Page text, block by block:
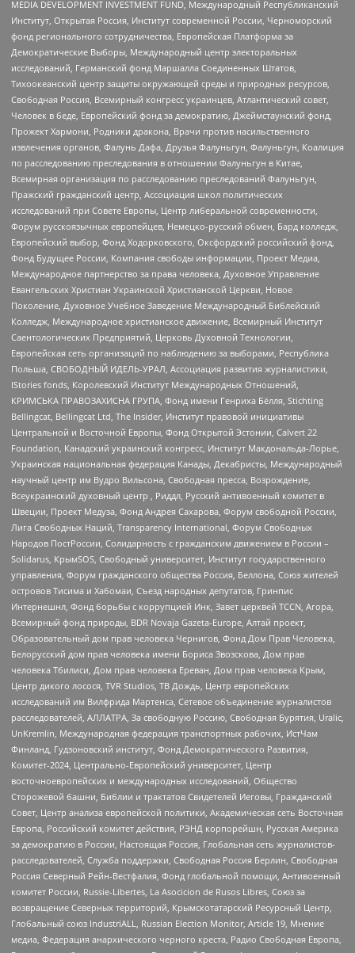
MEDIA DEVELOPMENT INVESTMENT FUND, Международный Республиканский
Институт, Открытая Россия, Институт современной России, Черноморский
фонд регионального сотрудничества, Европейская Платформа за
Демократические Выборы, Международный центр электоральных
исследований, Германский фонд Маршалла Соединенных Штатов,
Тихоокеанский центр защиты окружающей среды и природных ресурсов,
Свободная Россия, Всемирный конгресс украинцев, Атлантический совет,
Человек в беде, Европейский фонд за демократию, Джеймстаунский фонд,
Прожект Хармони, Родники дракона, Врачи против насильственного
извлечения органов, Фалунь Дафа, Друзья Фалуньгун, Фалуньгун, Коалиция
по расследованию преследования в отношении Фалуньгун в Китае,
Всемирная организация по расследованию преследований Фалуньгун,
Пражский гражданский центр, Ассоциация школ политических
исследований при Совете Европы, Центр либеральной современности,
Форум русскоязычных европейцев, Немецко-русский обмен, Бард колледж,
Европейский выбор, Фонд Ходорковского, Оксфордский российский фонд,
Фонд Будущее России, Компания свободы информации, Проект Медиа,
Международное партнерство за права человека, Духовное Управление
Евангельских Христиан Украинской Христианской Церкви, Новое
Поколение, Духовное Учебное Заведение Международный Библейский
Колледж, Международное христианское движение, Всемирный Институт
Саентологических Предприятий, Церковь Духовной Технологии,
Европейская сеть организаций по наблюдению за выборами, Республика
Польша, СВОБОДНЫЙ ИДЕЛЬ-УРАЛ, Ассоциация развития журналистики,
IStories fonds, Королевский Институт Международных Отношений,
КРИМСЬКА ПРАВОЗАХИСНА ГРУПА, Фонд имени Генриха Бёлля, Stichting
Bellingcat, Bellingcat Ltd, The Insider, Институт правовой инициативы
Центральной и Восточной Европы, Фонд Открытой Эстонии, Calvert 22
Foundation, Канадский украинский конгресс, Институт Макдональда-Лорье,
Украинская национальная федерация Канады, Декабристы, Международный
научный центр им Вудро Вильсона, Свободная пресса, Возрождение,
Всеукраинский духовный центр , Риддл, Русский антивоенный комитет в
Швеции, Проект Медуза, Фонд Андрея Сахарова, Форум свободной России,
Лига Свободных Наций, Transparеncy International, Форум Свободных
Народов ПостРоссии, Солидарность с гражданским движением в России –
Solidarus, КрымSOS, Свободный университет, Институт государственного
управления, Форум гражданского общества Россия, Беллона, Союз жителей
островов Тисима и Хабомаи, Съезд народных депутатов, Гринпис
Интернешнл, Фонд борьбы с коррупцией Инк, Завет церквей TCCN, Агора,
Всемирный фонд природы, BDR Novaja Gazeta-Europe, Алтай проект,
Образовательный дом прав человека Чернигов, Фонд Дом Прав Человека,
Белорусский дом прав человека имени Бориса Звозскова, Дом прав
человека Тбилиси, Дом прав человека Ереван, Дом прав человека Крым,
Центр дикого лосося, TVR Studios, ТВ Дождь, Центр европейских
исследований им Вилфрида Мартенса, Сетевое объединение журналистов
расследователей, АЛЛАТРА, За свободную Россию, Свободная Бурятия, Uralic,
UnKremlin, Международная федерация транспортных рабочих, ИстЧам
Финланд, Гудзоновский институт, Фонд Демократического Развития,
Комитет-2024, Центрально-Европейский университет, Центр
восточноевропейских и международных исследований, Общество
Сторожевой башни, Библии и трактатов Свидетелей Иеговы, Гражданский
Совет, Центр анализа европейской политики, Академическая сеть Восточная
Европа, Российский комитет действия, РЭНД корпорейшн, Русская Америка
за демократию в России, Настоящая Россия, Глобальная сеть журналистов-
расследователей, Служба поддержки, Свободная Россия Берлин, Свободная
Россия Северный Рейн-Вестфалия, Фонд глобальной помощи, Антивоенный
комитет России, Russie-Libertes, La Asocicion de Rusos Libres, Союз за
возвращение Северных территорий, Крымскотатарский Ресурсный Центр,
Глобальный союз IndustriALL, Russian Election Monitor, Article 19, Мнение
медиа, Федерация анархического черного креста, Радио Свободная Европа,